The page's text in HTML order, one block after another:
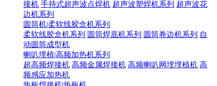
接机 手持式超声波点焊机 超声波塑焊机系列 超声波花
边机系列
圆筒机|柔软线胶盒机系列
柔软线胶盒机系列 圆筒焊底机系列 圆筒卷边机系列 自
动圆筒成型机
喇叭埋植|高频加热机系列
超高频焊接机 高频金属焊接机 高频喇叭网埋埋植机 高
频感应加热机